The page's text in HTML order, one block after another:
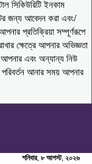
সিকিউরিটি ইনকাম
জন্য আবেদন করা এবং/
প্রতিক্রিয়া সম্পূর্ণরূপে
ক্ষেত্রে আপনার অভিজ্ঞতা
এবং অন্যান্য নিউ
পরিবর্তন আনার সময় আপনার
শনিবার, ৮ আগস্ট, ২০২৬